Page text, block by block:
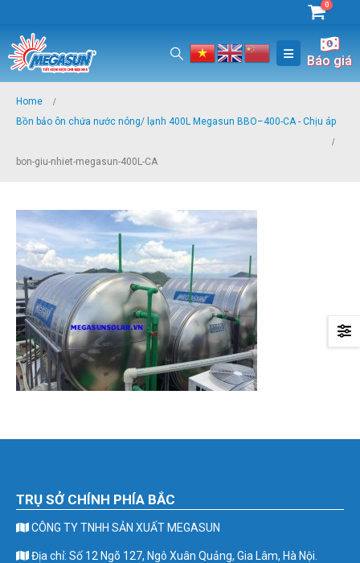
0
Báo giá
Home
Bồn bảo ôn chứa nước nóng/ lạnh 400L Megasun BBO–400-CA - Chịu áp
bon-giu-nhiet-megasun-400L-CA
TRỤ SỞ CHÍNH PHÍA BẮC
CÔNG TY TNHH SẢN XUẤT MEGASUN
Địa chỉ: Số 12 Ngõ 127, Ngô Xuân Quảng, Gia Lâm, Hà Nội.